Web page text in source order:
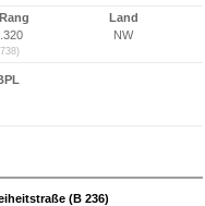
Land
NW
(B 236)